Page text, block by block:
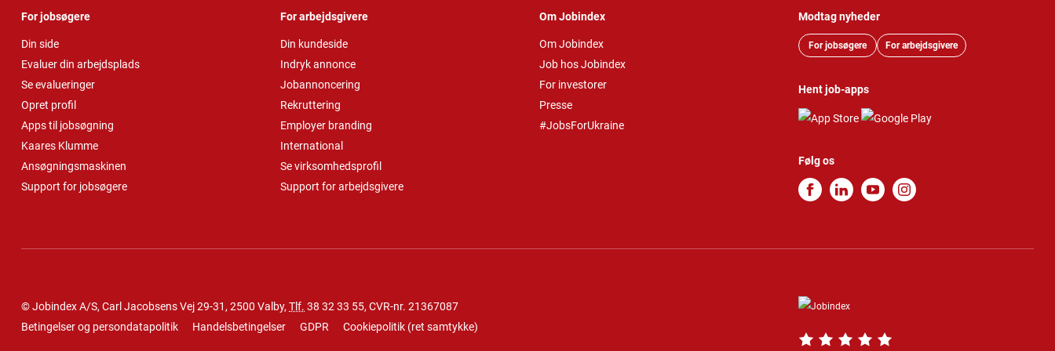
For jobsøgere
Din side
Evaluer din arbejdsplads
Se evalueringer
Opret profil
Apps til jobsøgning
Kaares Klumme
Ansøgningsmaskinen
Support for jobsøgere
For arbejdsgivere
Din kundeside
Indryk annonce
Jobannoncering
Rekruttering
Employer branding
International
Se virksomhedsprofil
Support for arbejdsgivere
Om Jobindex
Om Jobindex
Job hos Jobindex
For investorer
Presse
#JobsForUkraine
Modtag nyheder
For jobsøgere For arbejdsgivere
Hent job-apps
Følg os
© Jobindex A/S, Carl Jacobsens Vej 29-31, 2500 Valby, Tlf. 38 32 33 55, CVR-nr. 21367087
Betingelser og persondatapolitik
Handelsbetingelser GDPR Cookiepolitik (ret samtykke)